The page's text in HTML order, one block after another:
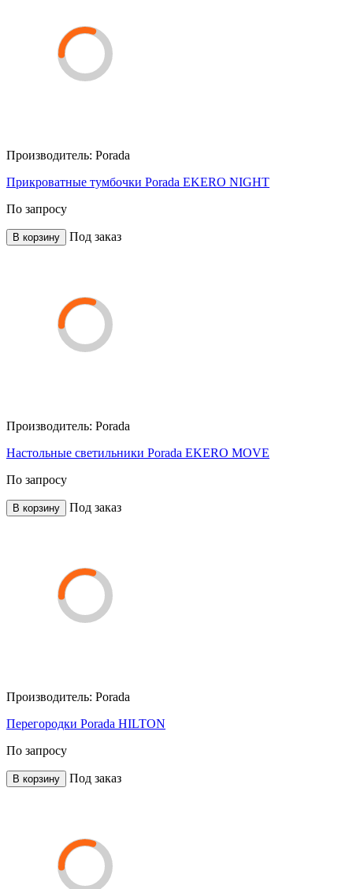
Производитель: Porada
Прикроватные тумбочки Porada EKERO NIGHT
По запросу
В корзину Под заказ
Производитель: Porada
Настольные светильники Porada EKERO MOVE
По запросу
В корзину Под заказ
Производитель: Porada
Перегородки Porada HILTON
По запросу
В корзину Под заказ